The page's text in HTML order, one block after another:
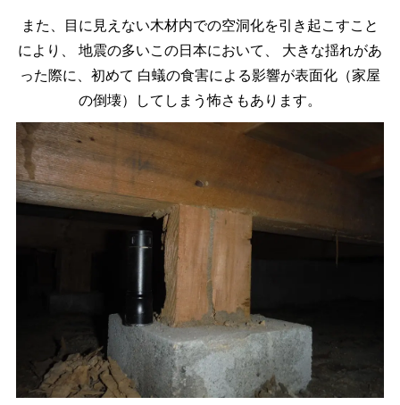
また、目に見えない木材内での空洞化を引き起こすこと
により、
地震の多いこの日本において、
大きな揺れがあ
った際に、初めて 白蟻の食害による影響が表面化（家屋
の倒壊）してしまう怖さもあります。